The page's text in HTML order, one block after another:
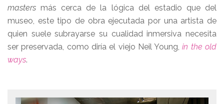
masters más cerca de la lógica del estadio que del
museo, este tipo de obra ejecutada por una artista de
quien suele subrayarse su cualidad inmersiva necesita
ser preservada, como diría el viejo Neil Young,in the old
ways.